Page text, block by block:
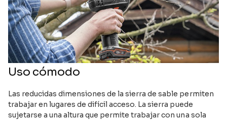
Uso cómodo
Las reducidas dimensiones de la sierra de sable permiten
trabajar en lugares de difícil acceso. La sierra puede
sujetarse a una altura que permite trabajar con una sola